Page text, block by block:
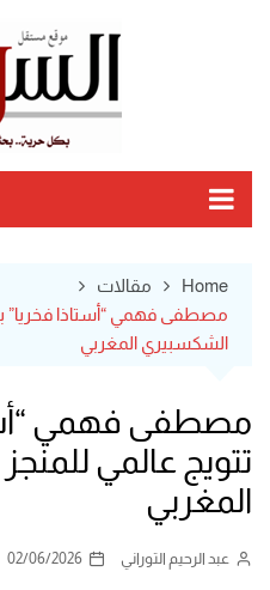
Home
مقالات
مصطفى فهمي “أستاذا فخريا”
الشكسبيري المغربي
مصطفى فهمي
تتويج عالمي
المغربي
عبد الرحيم التوراني 02/06/2026